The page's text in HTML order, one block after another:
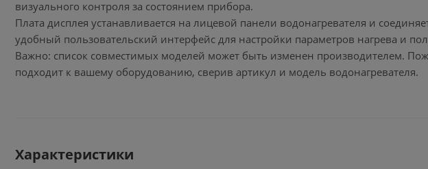
визуального контроля за состоянием прибора.
Плата дисплея устанавливается на лицевой панели водонагревателя и
удобный пользовательский интерфейс для настройки параметров нагрева и
Важно: список совместимых моделей может быть изменен производителем.
подходит к вашему оборудованию, сверив артикул и модель водонагревателя.
Характеристики